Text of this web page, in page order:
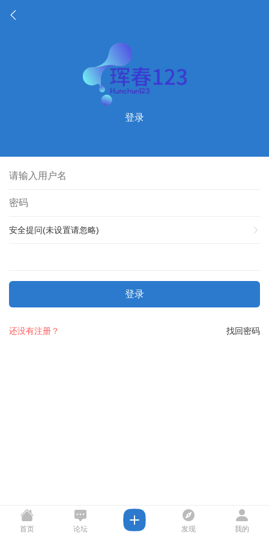
登录
安全提问(未设置请忽略)
登录
找回密码
还没有注册？
首页 论坛 发现 我的